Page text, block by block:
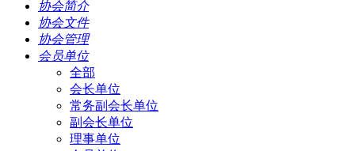
协会简介
协会文件
协会管理
会员单位
全部
会长单位
常务副会长单位
副会长单位
理事单位